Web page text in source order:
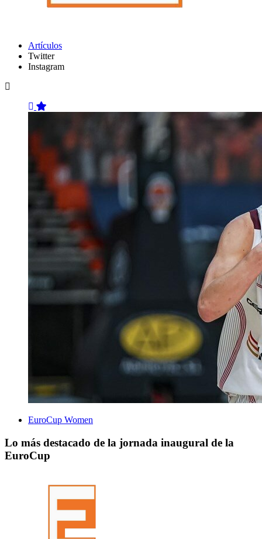
Artículos
Twitter
Instagram
EuroCup Women
Lo más destacado de la jornada inaugural de la
EuroCup